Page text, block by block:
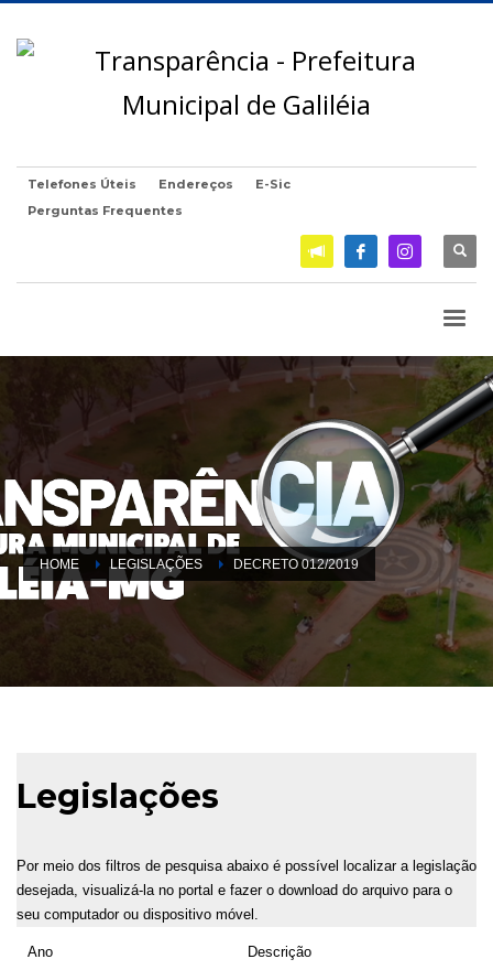
Telefones Úteis Endereços
E-Sic
Perguntas Frequentes
HOME LEGISLAÇÕES DECRETO 012/2019
Legislações
Por meio dos filtros de pesquisa abaixo é possível localizar a legislação
desejada, visualizá-la no portal e fazer o download do arquivo para o
seu computador ou dispositivo móvel.
Ano Descrição